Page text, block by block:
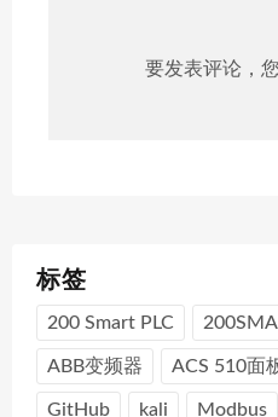
要发表评论，
标签
200 Smart PLC
ABB变频器 ACS 510面
GitHub kali Modbus